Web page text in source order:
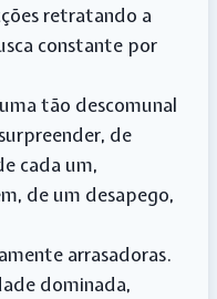
retratando a
constante por
tão descomunal
de
cada um,
de um desapego,
arrasadoras.
dominada,